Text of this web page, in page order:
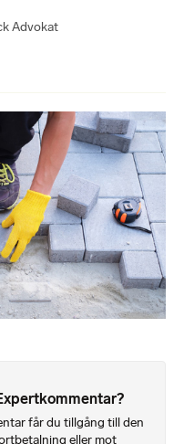
Advokat
får du tillgång till den
eller mot